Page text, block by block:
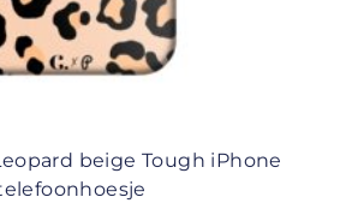
beige Tough iPhone